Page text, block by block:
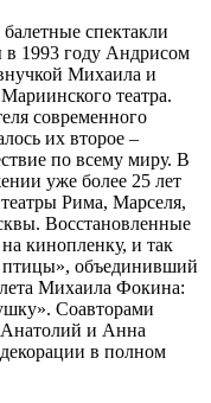
спектакли
в 1993 году Андрисом
Михаила и
театра.
современного
их второе –
по всему миру. В
уже более 25 лет
Рима, Марселя,
Восстановленные
кинопленку, и так
объединивший
Михаила Фокина:
Соавторами
и Анна
в полном